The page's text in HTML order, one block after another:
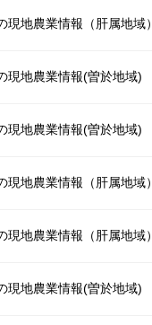
現地農業情報（肝属地域）
現地農業情報(曽於地域)
現地農業情報(曽於地域)
現地農業情報（肝属地域）
現地農業情報（肝属地域）
現地農業情報(曽於地域)